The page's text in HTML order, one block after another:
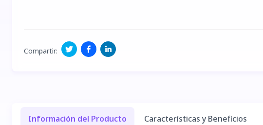
Compartir:
Información del Producto Características y Beneficios